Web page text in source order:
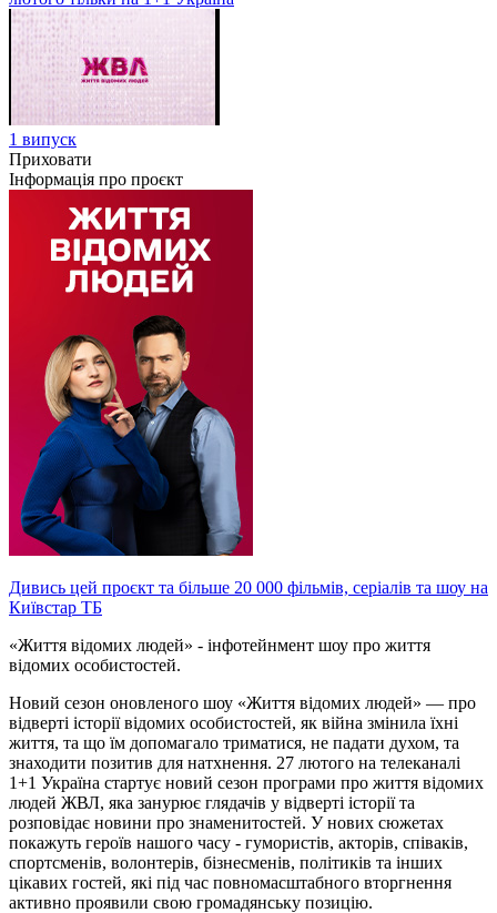
1 випуск
Приховати
Інформація про проєкт
Дивись цей проєкт та більше 20 000 фільмів, серіалів та шоу на
Київстар ТБ
«Життя відомих людей» - інфотейнмент шоу про життя
відомих особистостей.
Новий сезон оновленого шоу «Життя відомих людей» — про
відверті історії відомих особистостей, як війна змінила їхні
життя, та що їм допомагало триматися, не падати духом, та
знаходити позитив для натхнення. 27 лютого на телеканалі
1+1 Україна стартує новий сезон програми про життя відомих
людей ЖВЛ, яка занурює глядачів у відверті історії та
розповідає новини про знаменитостей. У нових сюжетах
покажуть героїв нашого часу - гумористів, акторів, співаків,
спортсменів, волонтерів, бізнесменів, політиків та інших
цікавих гостей, які під час повномасштабного вторгнення
активно проявили свою громадянську позицію.